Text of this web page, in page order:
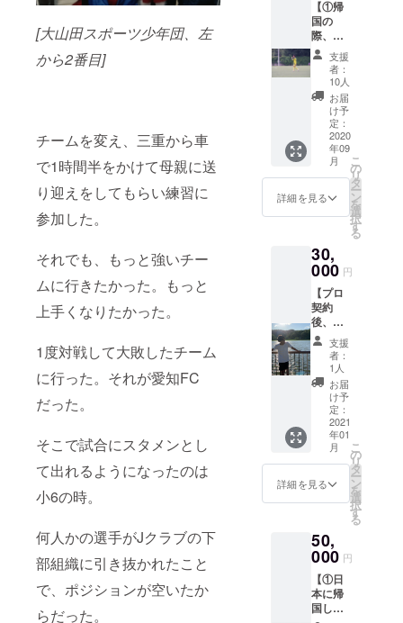
[大山田スポーツ少年団、左
から2番目]
チームを変え、三重から車
で1時間半をかけて母親に送
り迎えをしてもらい練習に
参加した。
それでも、もっと強いチー
ムに行きたかった。もっと
上手くなりたかった。
1度対戦して大敗したチーム
に行った。それが愛知FC
だった。
そこで試合にスタメンとし
て出れるようになったのは
小6の時。
何人かの選手がJクラブの下
部組織に引き抜かれたこと
で、ポジションが空いたか
らだった。
当に救
われま
す。 あ
りがと
うござ
いま
す。
【①帰
国の
際、一
緒にカ
フェで
お話し
しま
しょ
う！！
】 場所
は東
京・横
浜・名
古屋に
なりま
す。詳
LINEに
て確定
しま
す。
2021年
1月頃の
開催を
予定し
ていま
す。 ＊
お届け
予定は
変動す
る可能
性があ
りま
す。＊
ます。
【②限
定公開
の
Instagr
amアカ
支援
者：
10人
お届
け予
定：
2020
年09
月
詳細を見る
こ
の
リ
タ
ー
ン
を
選
択
す
る
30,
000 円
【プロ
契約
後、帰
国の際
にあな
たのコ
ミュニ
ティで
講演や
サッ
カー教
室を開
催しま
す！！
】 サッ
カー
で話し
て欲し
い。学
校での
講演を
して欲
支援
者：
1人
お届
け予
定：
2021
年01
月
詳細を見る
こ
の
リ
タ
ー
ン
を
選
択
す
る
50,
000 円
【①日
本に帰
国した